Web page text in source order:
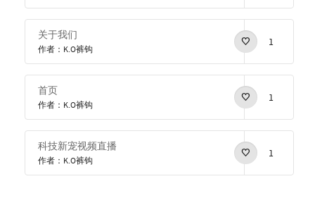
关于我们
作者：K.O裤钩
1
首页
作者：K.O裤钩
1
科技新宠视频直播
作者：K.O裤钩
1